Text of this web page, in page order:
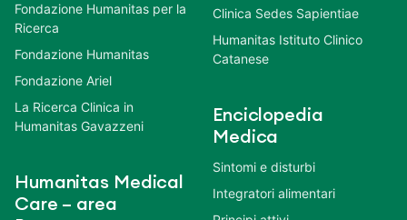
Fondazione Humanitas per la
Ricerca
Fondazione Humanitas
Fondazione Ariel
La Ricerca Clinica in
Humanitas Gavazzeni
Humanitas Medical
Care – area
Clinica Sedes Sapientiae
Humanitas Istituto Clinico
Catanese
Enciclopedia
Medica
Sintomi e disturbi
Integratori alimentari